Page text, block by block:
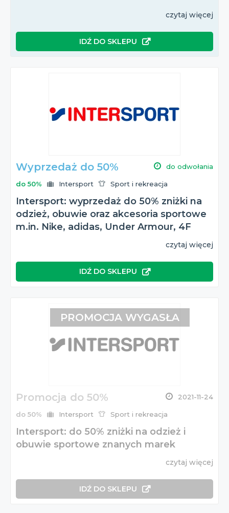
czytaj więcej
IDŹ DO SKLEPU
Wyprzedaż do 50% do odwołania
do 50% Intersport Sport i rekreacja
Intersport: wyprzedaż do 50% zniżki na
odzież, obuwie oraz akcesoria sportowe
m.in. Nike, adidas, Under Armour, 4F
czytaj więcej
IDŹ DO SKLEPU
Promocja do 50% 2021-11-24
do 50% Intersport Sport i rekreacja
Intersport: do 50% zniżki na odzież i
obuwie sportowe znanych marek
czytaj więcej
IDŹ DO SKLEPU
PROMOCJA WYGASŁA